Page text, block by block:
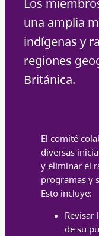
Los
una amplia
indígenas y
regiones
Británica.
El comité
diversas
y eliminar el
programas y
Esto incluye:
Revisar
de su